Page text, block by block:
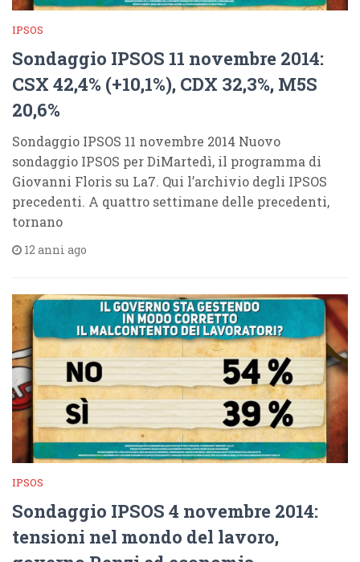
IPSOS
Sondaggio IPSOS 11 novembre 2014:
CSX 42,4% (+10,1%), CDX 32,3%, M5S
20,6%
Sondaggio IPSOS 11 novembre 2014 Nuovo
sondaggio IPSOS per DiMartedì, il programma di
Giovanni Floris su La7. Qui l’archivio degli IPSOS
precedenti. A quattro settimane delle precedenti,
tornano
12 anni ago
IPSOS
Sondaggio IPSOS 4 novembre 2014:
tensioni nel mondo del lavoro,